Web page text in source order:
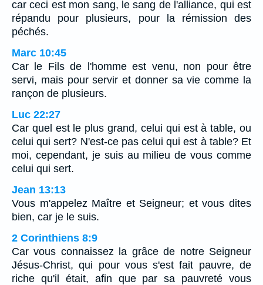
car ceci est mon sang, le sang de l'alliance, qui est
répandu pour plusieurs, pour la rémission des
péchés.
Marc 10:45
Car le Fils de l'homme est venu, non pour être
servi, mais pour servir et donner sa vie comme la
rançon de plusieurs.
Luc 22:27
Car quel est le plus grand, celui qui est à table, ou
celui qui sert? N'est-ce pas celui qui est à table? Et
moi, cependant, je suis au milieu de vous comme
celui qui sert.
Jean 13:13
Vous m'appelez Maître et Seigneur; et vous dites
bien, car je le suis.
2 Corinthiens 8:9
Car vous connaissez la grâce de notre Seigneur
Jésus-Christ, qui pour vous s'est fait pauvre, de
riche qu'il était, afin que par sa pauvreté vous